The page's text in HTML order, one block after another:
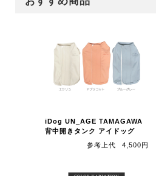
iDog UN_AGE TAMAGAWA
背中開きタンク アイドッグ
参考上代
4,500円